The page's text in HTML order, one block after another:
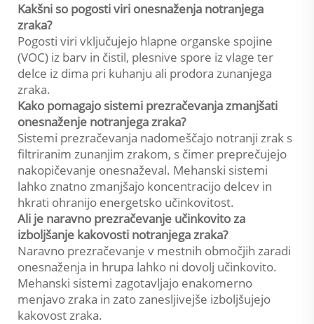
Kakšni so pogosti viri onesnaženja notranjega
zraka?
Pogosti viri vključujejo hlapne organske spojine
(VOC) iz barv in čistil, plesnive spore iz vlage ter
delce iz dima pri kuhanju ali prodora zunanjega
zraka.
Kako pomagajo sistemi prezračevanja zmanjšati
onesnaženje notranjega zraka?
Sistemi prezračevanja nadomeščajo notranji zrak s
filtriranim zunanjim zrakom, s čimer preprečujejo
nakopičevanje onesnaževal. Mehanski sistemi
lahko znatno zmanjšajo koncentracijo delcev in
hkrati ohranijo energetsko učinkovitost.
Ali je naravno prezračevanje učinkovito za
izboljšanje kakovosti notranjega zraka?
Naravno prezračevanje v mestnih območjih zaradi
onesnaženja in hrupa lahko ni dovolj učinkovito.
Mehanski sistemi zagotavljajo enakomerno
menjavo zraka in zato zanesljivejše izboljšujejo
kakovost zraka.